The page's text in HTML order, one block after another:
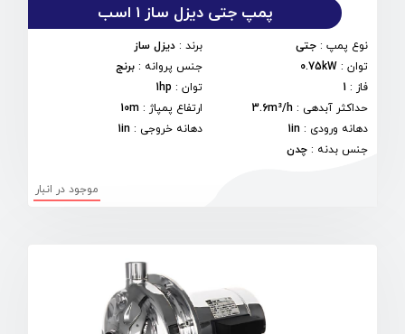
پمپ جتی دیزل ساز 1 اسب
نوع پمپ : جتی برند: دیزل ساز
توان :
0.75kW جنس پروانه : برنج
فاز :
1 توان:
1hp
حداکثر آبدهی :
3.6m³/h ارتفاع پمپاژ :
10m
دهانه ورودی :
1in دهانه خروجی :
1in
جنس بدنه : چدن
موجود در انبار